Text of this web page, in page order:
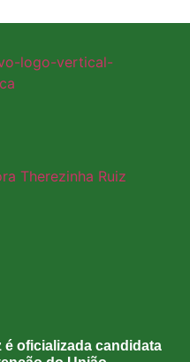
é oficializada candidata